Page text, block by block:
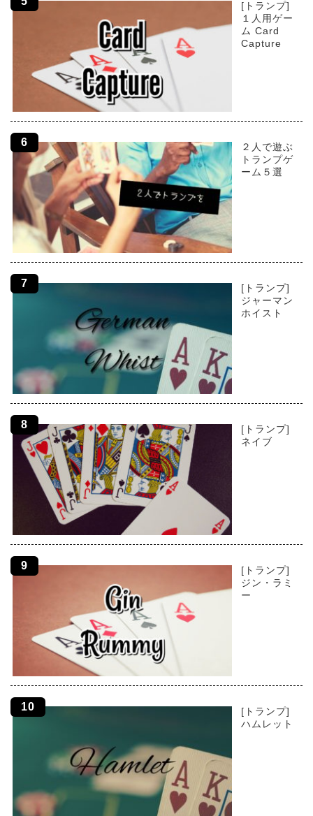
[トランプ]
１人用ゲー
ム Card
Capture
２人で遊ぶ
トランプゲ
ーム５選
[トランプ]
ジャーマン
ホイスト
[トランプ]
ネイブ
[トランプ]
ジン・ラミ
ー
[トランプ]
ハムレット